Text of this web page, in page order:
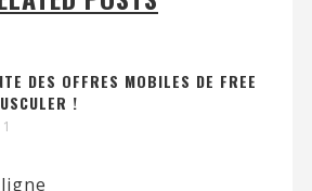
DES OFFRES MOBILES DE FREE
!